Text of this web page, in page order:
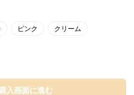
ピンク クリーム
購入画面に進む